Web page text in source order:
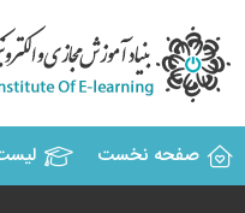
صفحه نخست